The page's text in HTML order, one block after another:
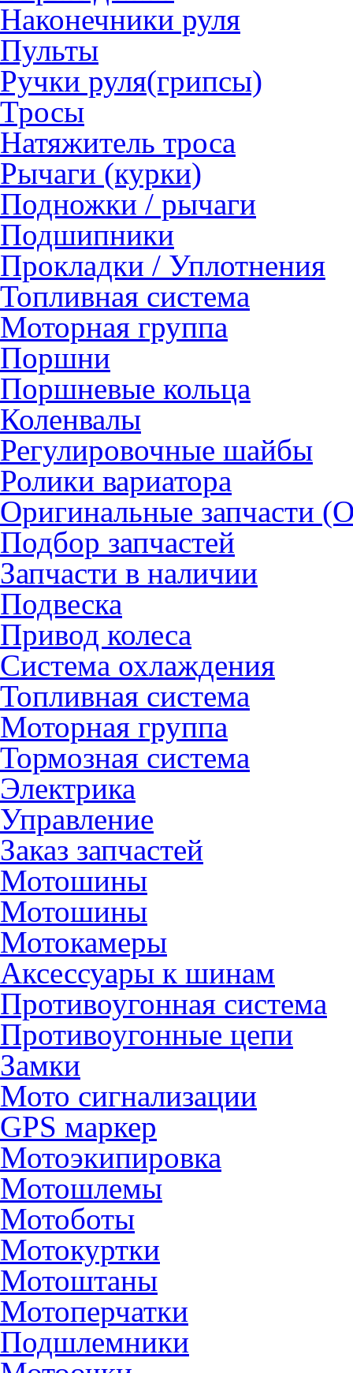
Наконечники руля
Пульты
Ручки руля(грипсы)
Тросы
Натяжитель троса
Рычаги (курки)
Подножки / рычаги
Подшипники
Прокладки / Уплотнения
Топливная система
Моторная группа
Поршни
Поршневые кольца
Коленвалы
Регулировочные шайбы
Ролики вариатора
Оригинальные запчасти
Подбор запчастей
Запчасти в наличии
Подвеска
Привод колеса
Система охлаждения
Топливная система
Моторная группа
Тормозная система
Электрика
Управление
Заказ запчастей
Мотошины
Мотошины
Мотокамеры
Аксессуары к шинам
Противоугонная система
Противоугонные цепи
Замки
Мото сигнализации
GPS маркер
Мотоэкипировка
Мотошлемы
Мотоботы
Мотокуртки
Мотоштаны
Мотоперчатки
Подшлемники